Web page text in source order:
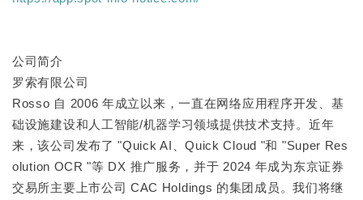
公司简介
罗索有限公司
Rosso 自 2006 年成立以来，一直在网络应用程序开发、基
础设施建设和人工智能/机器学习领域提供技术支持。近年
来，该公司发布了 "Quick AI、Quick Cloud "和 "Super Res
olution OCR "等 DX 推广服务，并于 2024 年成为东京证券
交易所主要上市公司 CAC Holdings 的集团成员。我们将继